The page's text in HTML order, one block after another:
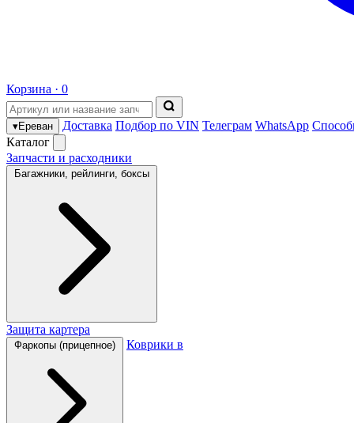
Корзина · 0
▾Ереван Доставка Подбор по VIN Телеграм WhatsApp
Каталог
Запчасти и расходники
Багажники, рейлинги, боксы
Защита картера
Фаркопы (прицепное) Коврики в